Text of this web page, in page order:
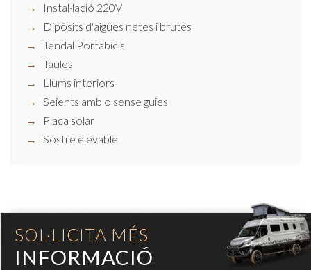
Instal·lació 220V
Dipòsits d'aigües netes i brutes
Tendal Portabicis
Taules
Llums interiors
Seients amb o sense guies
Placa solar
Sostre elevable
SOL·LICITA MÉS
INFORMACIÓ